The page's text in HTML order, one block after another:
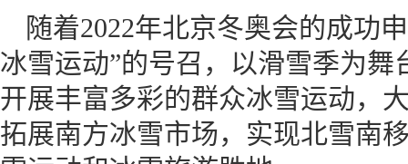
随着2022年北京冬奥会的成功
冰雪运动”的号召，以滑雪季为
开展丰富多彩的群众冰雪运动，
拓展南方冰雪市场，实现北雪南